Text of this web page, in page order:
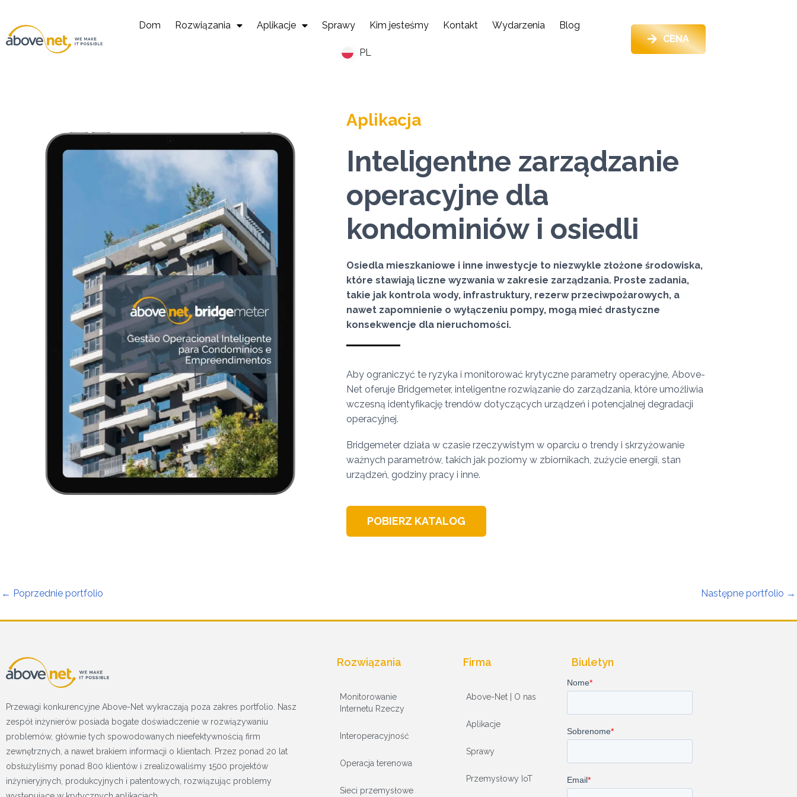
treści
Dom Rozwiązania Aplikacje Sprawy Kim jesteśmy Kontakt Wydarzenia Blog
PL
CENA
Aplikacja
Inteligentne zarządzanie
operacyjne dla
kondominiów i osiedli
Osiedla mieszkaniowe i inne inwestycje to niezwykle złożone środowiska,
które stawiają liczne wyzwania w zakresie zarządzania. Proste zadania,
takie jak kontrola wody, infrastruktury, rezerw przeciwpożarowych, a
nawet zapomnienie o wyłączeniu pompy, mogą mieć drastyczne
konsekwencje dla nieruchomości.
Aby ograniczyć te ryzyka i monitorować krytyczne parametry operacyjne, Above-
Net oferuje Bridgemeter, inteligentne rozwiązanie do zarządzania, które umożliwia
wczesną identyfikację trendów dotyczących urządzeń i potencjalnej degradacji
operacyjnej.
Bridgemeter działa w czasie rzeczywistym w oparciu o trendy i skrzyżowanie
ważnych parametrów, takich jak poziomy w zbiornikach, zużycie energii, stan
urządzeń, godziny pracy i inne.
POBIERZ KATALOG
← Poprzednie portfolio Następne portfolio →
Przewagi konkurencyjne Above-Net wykraczają poza zakres portfolio. Nasz
zespół inżynierów posiada bogate doświadczenie w rozwiązywaniu
problemów, głównie tych spowodowanych nieefektywnością firm
zewnętrznych, a nawet brakiem informacji o klientach. Przez ponad 20 lat
obsłużyliśmy ponad 800 klientów i zrealizowaliśmy 1500 projektów
inżynieryjnych, produkcyjnych i patentowych, rozwiązując problemy
Rozwiązania
Monitorowanie
Internetu Rzeczy
Interoperacyjność
Operacja terenowa
Sieci przemysłowe
Firma
Above-Net | O nas
Aplikacje
Sprawy
Przemysłowy IoT
Biuletyn